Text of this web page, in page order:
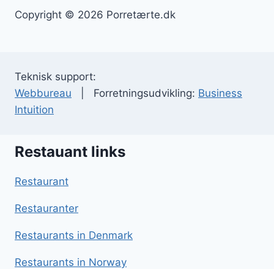
Copyright © 2026 Porretærte.dk
Teknisk support:
Webbureau | Forretningsudvikling: Business
Intuition
Restauant links
Restaurant
Restauranter
Restaurants in Denmark
Restaurants in Norway